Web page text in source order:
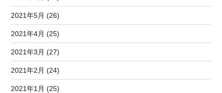
2021年5月 (26)
2021年4月 (25)
2021年3月 (27)
2021年2月 (24)
2021年1月 (25)